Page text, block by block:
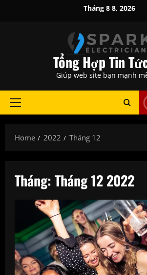
Tháng 8 8, 2026
Tổng Hợp Tin
Giúp web site bạn mạnh
Primary
Home 2022 Tháng 12
Tháng:Tháng 12 2022